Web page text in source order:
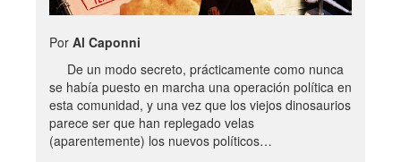
Por Al Caponni
De un modo secreto, prácticamente como nunca
se había puesto en marcha una operación política en
esta comunidad, y una vez que los viejos dinosaurios
parece ser que han replegado velas
(aparentemente) los nuevos políticos…